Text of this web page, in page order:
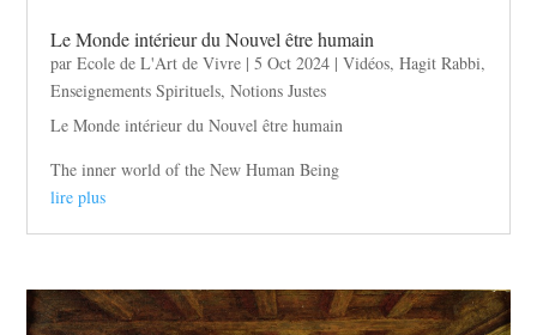
Le Monde intérieur du Nouvel être humain
parEcole de L'Art de Vivre | 5 Oct 2024 |Vidéos,Hagit Rabbi,
Enseignements Spirituels,Notions Justes
Le Monde intérieur du Nouvel être humain
The inner world of the New Human Being
lire plus